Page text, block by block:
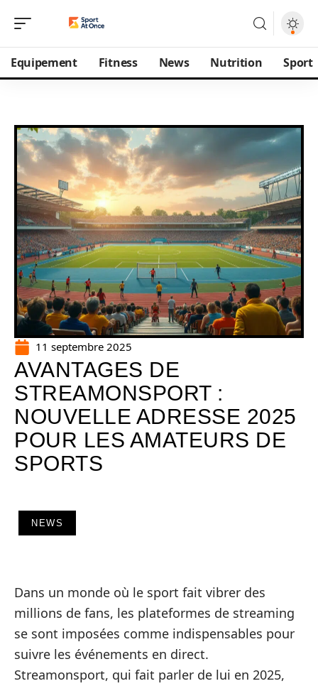
Equipement Fitness News Nutrition Sport
11 septembre 2025
AVANTAGES DE
STREAMONSPORT :
NOUVELLE ADRESSE 2025
POUR LES AMATEURS DE
SPORTS
NEWS
Dans un monde où le sport fait vibrer des
millions de fans, les plateformes de streaming
se sont imposées comme indispensables pour
suivre les événements en direct.
Streamonsport, qui fait parler de lui en 2025,